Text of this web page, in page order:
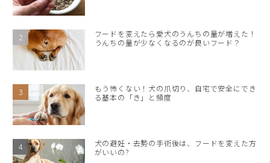
フードを変えたら愛犬のうんちの量が増えた！
うんちの量が少なくなるのが良いフード？
もう怖くない！犬の爪切り、自宅で安全にでき
る基本の「き」と頻度
犬の避妊・去勢の手術後は、フードを変えた方
がいいの?